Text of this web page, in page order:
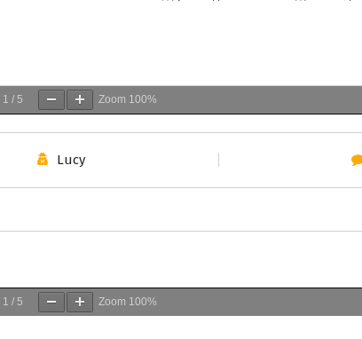
1 / 5 Zoom 100%
Lucy
1 / 5 Zoom 100%